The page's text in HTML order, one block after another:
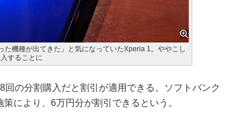
た機種が出てきた」と気になっていたXperia 1。ややこし
することに
の分割購入だと割引が適用できる。ソフトバンク
により、6万円分が割引できるという。